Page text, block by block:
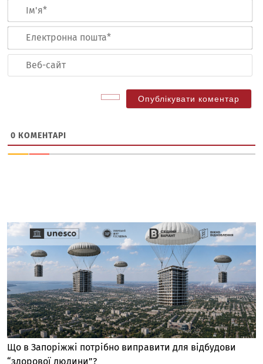
0 КОМЕНТАРІ
Що в Запоріжжі потрібно виправити для відбудови
“здорової людини”?